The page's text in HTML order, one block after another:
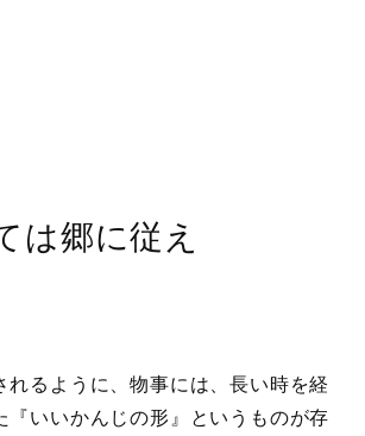
は郷に従え
れるように、物事には、長い時を経
『いいかんじの形』というものが存